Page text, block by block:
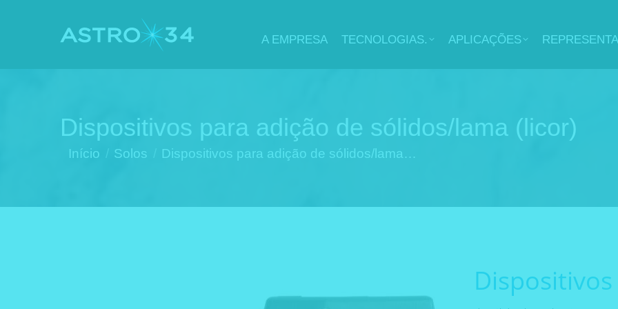
A EMPRESA TECNOLOGIAS. APLICAÇÕES
Dispositivos para adição de sólidos/lama (licor)
Você está aqui:
Início Solos Dispositivos para adição de sólidos/lama…